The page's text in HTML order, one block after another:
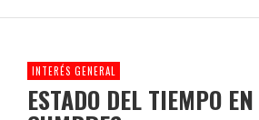
INTERÉS GENERAL
ESTADO DEL TIEMPO